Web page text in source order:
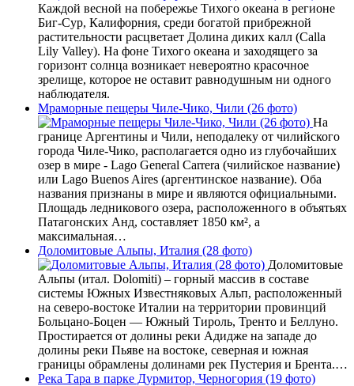
Каждой весной на побережье Тихого океана в регионе
Биг-Сур, Калифорния, среди богатой прибрежной
растительности расцветает Долина диких калл (Calla
Lily Valley). На фоне Тихого океана и заходящего за
горизонт солнца возникает невероятно красочное
зрелище, которое не оставит равнодушным ни одного
наблюдателя.
Мраморные пещеры Чиле-Чико, Чили (26 фото)
На
границе Аргентины и Чили, неподалеку от чилийского
города Чиле-Чико, располагается одно из глубочайших
озер в мире - Lago General Carrera (чилийское название)
или Lago Buenos Aires (аргентинское название). Оба
названия признаны в мире и являются официальными.
Площадь ледникового озера, расположенного в объятьях
Патагонских Анд, составляет 1850 км², а
максимальная…
Доломитовые Альпы, Италия (28 фото)
Доломитовые
Альпы (итал. Dolomiti) – горный массив в составе
системы Южных Известняковых Альп, расположенный
на северо-востоке Италии на территории провинций
Больцано-Боцен — Южный Тироль, Тренто и Беллуно.
Простирается от долины реки Адидже на западе до
долины реки Пьяве на востоке, северная и южная
границы обрамлены долинами рек Пустерия и Брента.…
Река Тара в парке Дурмитор, Черногория (19 фото)